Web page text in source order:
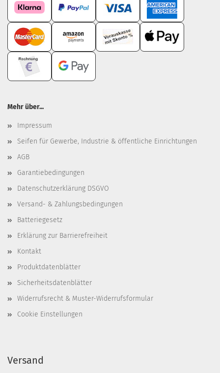
Mehr über...
Impressum
Seifen für Gewerbe, Industrie & öffentliche Einrichtungen
AGB
Garantiebedingungen
Datenschutzerklärung DSGVO
Versand- & Zahlungsbedingungen
Batteriegesetz
Erklärung zur Barrierefreiheit
Kontakt
Produktdatenblätter
Sicherheitsdatenblätter
Widerrufsrecht & Muster-Widerrufsformular
Cookie Einstellungen
Versand